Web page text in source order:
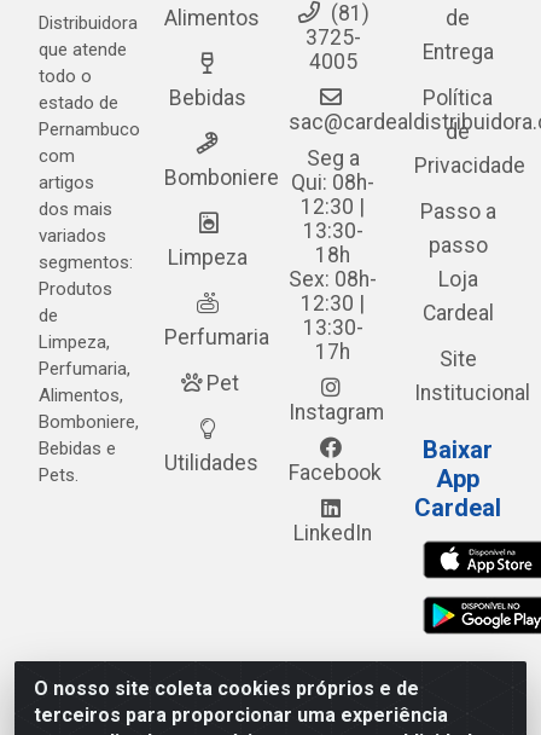
O nosso site coleta cookies próprios e de
terceiros para proporcionar uma experiência
Distribuidora
que atende
todo o
estado de
Pernambuco
com
artigos
dos mais
variados
segmentos:
Produtos
de
Limpeza,
Perfumaria,
Alimentos,
Bomboniere,
Bebidas e
Pets.
Alimentos
Bebidas
Bomboniere
Limpeza
Perfumaria
Pet
Utilidades
(81)
3725-
4005
Seg a
Qui: 08h-
12:30 |
13:30-
18h
Sex: 08h-
12:30 |
13:30-
17h
Instagram
Facebook
LinkedIn
de
Entrega
Política
de
Privacidade
Passo a
passo
Loja
Cardeal
Site
Institucional
Baixar
App
Cardeal
Cardeal Distribuidora - Estrada Alto do Moura, 582 - Alto
do Moura - Caruaru/PE - CEP 55.040-120 - CNPJ